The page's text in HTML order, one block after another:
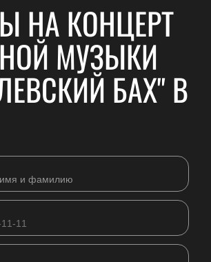
НА КОНЦЕРТ
МУЗЫКИ
БАХ" В